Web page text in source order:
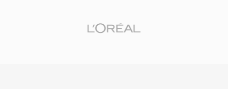
sull&#039;audio tipico dell&#039;Amiga e un
fatto qualsiasi vincolo pratico di archiviazione. Il